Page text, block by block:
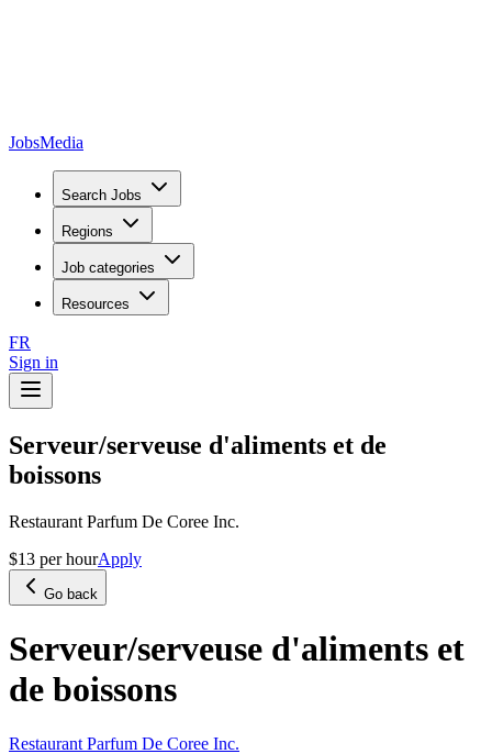
JobsMedia
Search Jobs
Regions
Job categories
Resources
FR
Sign in
Serveur/serveuse d'aliments et de
boissons
Restaurant Parfum De Coree Inc.
$13 per hourApply
Go back
Serveur/serveuse d'aliments et
de boissons
Restaurant Parfum De Coree Inc.